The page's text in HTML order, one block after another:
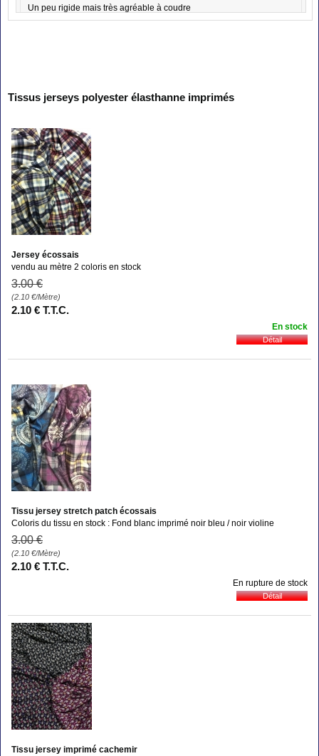
Un peu rigide mais très agréable à coudre
Très bien
le 25/01/2017
Très facile à travailler, le client est satisfait
Tissus jerseys polyester élasthanne imprimés
Jersey écossais
vendu au mètre 2 coloris en stock
3.00 €
(2.10 €/Mètre)
2.10 € T.T.C.
En stock
Tissu jersey stretch patch écossais
Coloris du tissu en stock : Fond blanc imprimé noir bleu / noir violine
3.00 €
(2.10 €/Mètre)
2.10 € T.T.C.
En rupture de stock
Tissu jersey imprimé cachemir